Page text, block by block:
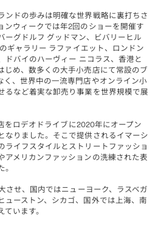
ンドの歩みは明確な世界戦略に裏打ちさ
ンウィークでは年2回のショーを開催す
ーグドルフ グッドマン、ビバリーヒル
ギャラリー ラファイエット、ロンドン
ドバイのハーヴィー ニコラス、香港と
じめ、数多くの大手小売店にて常設のブ
く、世界中の一流専門店やオンライン小
るなど着実な卸売り事業を世界規模で展
をロデオドライブに2020年にオープン
なりました。そこで提供されるイマーシ
ライフスタイルとストリートファッショ
アメリカンファッションの洗練された表
させ、国内ではニューヨーク、ラスベガ
ューストン、シカゴ、国外では上海、南
います。